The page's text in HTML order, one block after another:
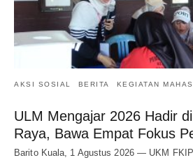
AKSI SOSIAL BERITA KEGIATAN
ULM Mengajar 2026 Hadir
Raya, Bawa Empat Fokus
Barito Kuala, 1 Agustus 2026 — UKM